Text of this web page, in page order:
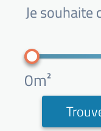
Je souhaite
0m²